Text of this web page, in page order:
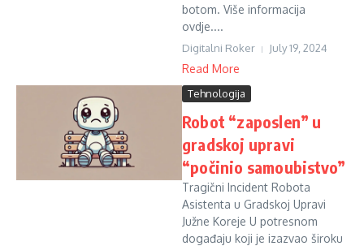
botom. Više informacija
ovdje....
Digitalni Roker July 19, 2024
Read More
Tehnologija
Robot “zaposlen” u
gradskoj upravi
“počinio samoubistvo”
Tragični Incident Robota
Asistenta u Gradskoj Upravi
Južne Koreje U potresnom
događaju koji je izazvao široku